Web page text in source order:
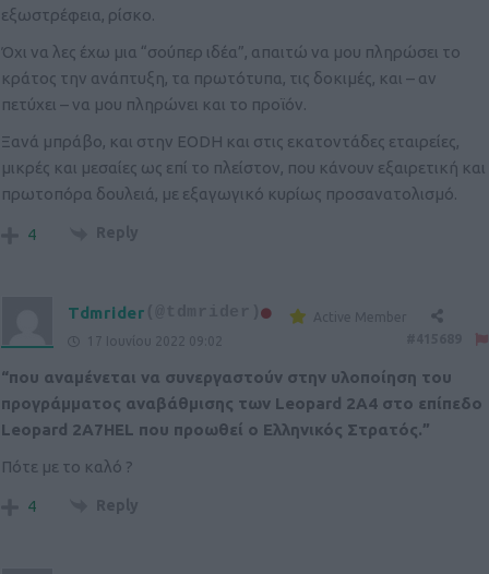
εξωστρέφεια, ρίσκο.
Όχι να λες έχω μια “σούπερ ιδέα”, απαιτώ να μου πληρώσει το
κράτος την ανάπτυξη, τα πρωτότυπα, τις δοκιμές, και – αν
πετύχει – να μου πληρώνει και το προϊόν.
Ξανά μπράβο, και στην EODH και στις εκατοντάδες εταιρείες,
μικρές και μεσαίες ως επί το πλείστον, που κάνουν εξαιρετική και
πρωτοπόρα δουλειά, με εξαγωγικό κυρίως προσανατολισμό.
4 Reply
Tdmrider (@tdmrider)
Active Member
17 Ιουνίου 2022 09:02
“που αναμένεται να συνεργαστούν στην υλοποίηση του
προγράμματος αναβάθμισης των Leopard 2A4 στο επίπεδο
Leopard 2A7HEL που προωθεί ο Ελληνικός Στρατός.”
Πότε με το καλό ?
4 Reply